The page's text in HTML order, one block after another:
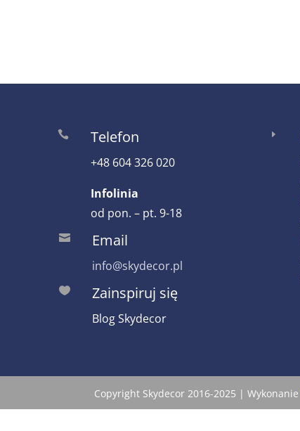
 Telefon
+48 604 326 020
Infolinia
od pon. – pt. 9-18
 Email
info@skydecor.pl
 Zainspiruj się
Blog Skydecor
E
Copyright Skydecor 2016-2025 | Wykonanie